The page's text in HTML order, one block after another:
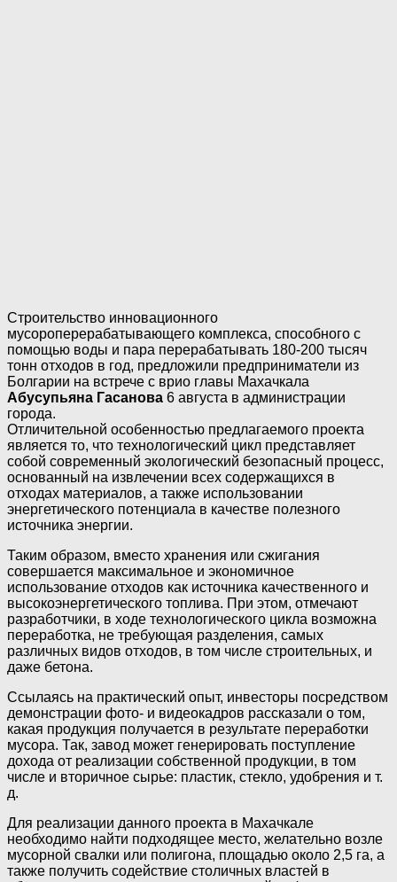
Строительство инновационного
мусороперерабатывающего комплекса, способного с
помощью воды и пара перерабатывать 180-200 тысяч
тонн отходов в год, предложили предприниматели из
Болгарии на встрече с врио главы Махачкала
Абусупьяна Гасанова 6 августа в администрации
города.
Отличительной особенностью предлагаемого проекта
является то, что технологический цикл представляет
собой современный экологический безопасный процесс,
основанный на извлечении всех содержащихся в
отходах материалов, а также использовании
энергетического потенциала в качестве полезного
источника энергии.
Таким образом, вместо хранения или сжигания
совершается максимальное и экономичное
использование отходов как источника качественного и
высокоэнергетического топлива. При этом, отмечают
разработчики, в ходе технологического цикла возможна
переработка, не требующая разделения, самых
различных видов отходов, в том числе строительных, и
даже бетона.
Ссылаясь на практический опыт, инвесторы посредством
демонстрации фото- и видеокадров рассказали о том,
какая продукция получается в результате переработки
мусора. Так, завод может генерировать поступление
дохода от реализации собственной продукции, в том
числе и вторичное сырье: пластик, стекло, удобрения и т.
д.
Для реализации данного проекта в Махачкале
необходимо найти подходящее место, желательно возле
мусорной свалки или полигона, площадью около 2,5 га, а
также получить содействие столичных властей в